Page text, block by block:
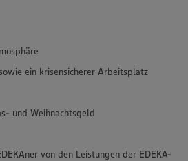
ein krisensicherer Arbeitsplatz
und Weihnachtsgeld
von den Leistungen der EDEKA-